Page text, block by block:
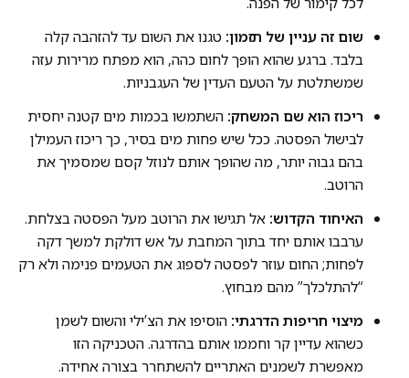
שום זה עניין של תזמון: טגנו את השום עד להזהבה קלה
בלבד. ברגע שהוא הופך לחום כהה, הוא מפתח מרירות עזה
שמשתלטת על הטעם העדין של העגבניות.
ריכוז הוא שם המשחק: השתמשו בכמות מים קטנה יחסית
לבישול הפסטה. ככל שיש פחות מים בסיר, כך ריכוז העמילן
בהם גבוה יותר, מה שהופך אותם לנוזל קסם שמסמיך את
הרוטב.
האיחוד הקדוש: אל תגישו את הרוטב מעל הפסטה בצלחת.
ערבבו אותם יחד בתוך המחבת על אש דולקת למשך דקה
לפחות; החום עוזר לפסטה לספוג את הטעמים פנימה ולא רק
“להתלכלך” מהם מבחוץ.
מיצוי חריפות הדרגתי: הוסיפו את הצ’ילי והשום לשמן
כשהוא עדיין קר וחממו אותם בהדרגה. הטכניקה הזו
מאפשרת לשמנים האתריים להשתחרר בצורה אחידה.